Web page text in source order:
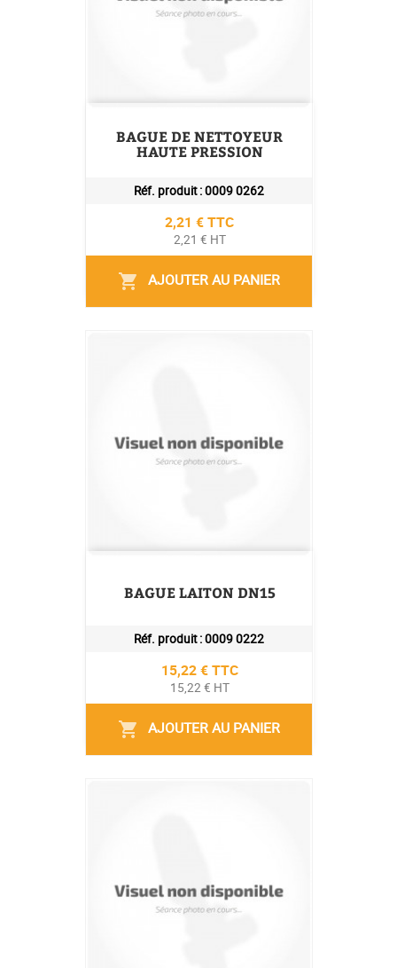
BAGUE DE NETTOYEUR
HAUTE PRESSION
Réf. produit :0009 0262
Prix
2,21 € TTC
2,21 € HT
shopping_cart AJOUTER AU PANIER
BAGUE LAITON DN15
Réf. produit :0009 0222
Prix
15,22 € TTC
15,22 € HT
shopping_cart AJOUTER AU PANIER